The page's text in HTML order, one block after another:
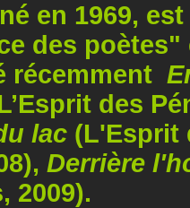
en 1969,
des poètes"
récemment
des
lac (L'Esprit
Derrière
2009).